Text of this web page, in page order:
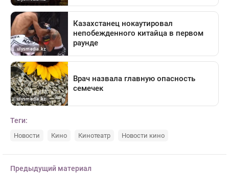
Теги:
Новости Кино Кинотеатр Новости кино
Предыдущий материал